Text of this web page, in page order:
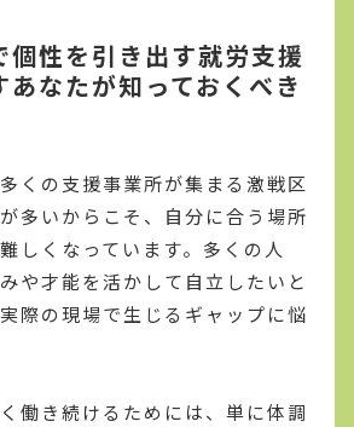
個性を引き出す就労支援
あなたが知っておくべき
くの支援事業所が集まる激戦区
多いからこそ、自分に合う場所
しくなっています。多くの人
や才能を活かして自立したいと
際の現場で生じるギャップに悩
働き続けるためには、単に体調